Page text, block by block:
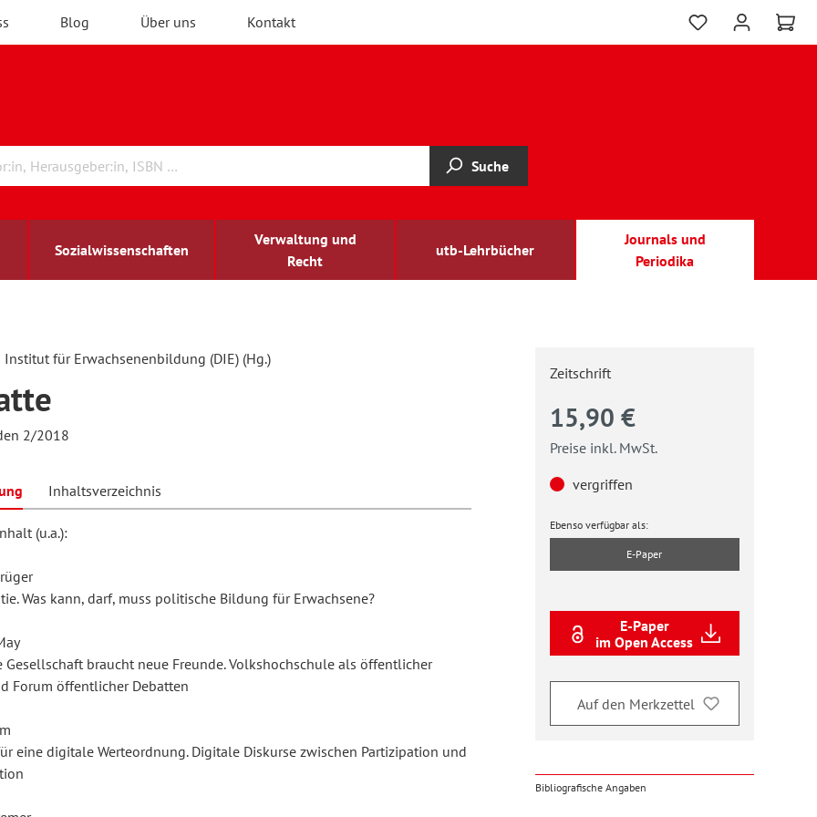
Blog Über uns Kontakt
Suche
Sozialwissenschaften
Verwaltung und
Recht
utb-Lehrbücher
Journals und
Periodika
BildungBildung
und Wissenschaft
forum
für
Institut für Erwachsenenbildung (DIE) (Hg.)
2/2018
Inhaltsverzeichnis
(u.a.):
Was kann, darf, muss politische Bildung für Erwachsene?
Gesellschaft braucht neue Freunde. Volkshochschule als öffentlicher
Forum öffentlicher Debatten
eine digitale Werteordnung. Digitale Diskurse zwischen Partizipation und
Zeitschrift
15,90 €
Preise inkl. MwSt.
vergriffen
Ebenso verfügbar als:
E-Paper
E-Paper
im Open Access
Auf den Merkzettel
Bibliografische Angaben